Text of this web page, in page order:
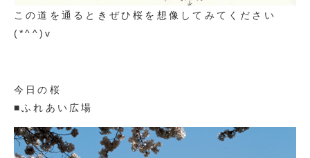
この道を通るときぜひ桜を想像してみてください
(*^^)v
今日の桜
■ふれあい広場